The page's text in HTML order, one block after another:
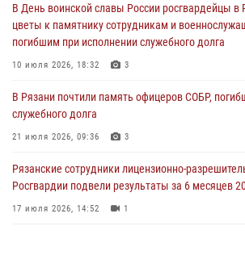
Росгвардии подвели результаты за 6 месяцев
17 июля 2026, 14:52 1
Вневедомственная охрана подвела итоги
В День воинской славы России росгвардейцы в
цветы к памятнику сотрудникам и
погибшим при исполнении служебного долга
10 июля 2026, 18:32 3
В Рязани почтили память офицеров СОБР,
служебного долга
21 июля 2026, 09:36 3
Рязанские сотрудники лицензионно-
Росгвардии подвели результаты за 6 месяцев
17 июля 2026, 14:52 1